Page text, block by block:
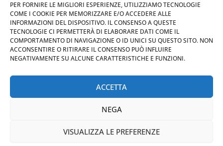
PER FORNIRE LE MIGLIORI ESPERIENZE, UTILIZZIAMO TECNOLOGIE
COME I COOKIE PER MEMORIZZARE E/O ACCEDERE ALLE
INFORMAZIONI DEL DISPOSITIVO. IL CONSENSO A QUESTE
TECNOLOGIE CI PERMETTERÀ DI ELABORARE DATI COME IL
COMPORTAMENTO DI NAVIGAZIONE O ID UNICI SU QUESTO SITO. NON
ACCONSENTIRE O RITIRARE IL CONSENSO PUÒ INFLUIRE
NEGATIVAMENTE SU ALCUNE CARATTERISTICHE E FUNZIONI.
ACCETTA
NEGA
VISUALIZZA LE PREFERENZE
chiavicodificate@gmail.com
Privacy Policy
Cookie Policy
MAPS
CHIAMA ORA